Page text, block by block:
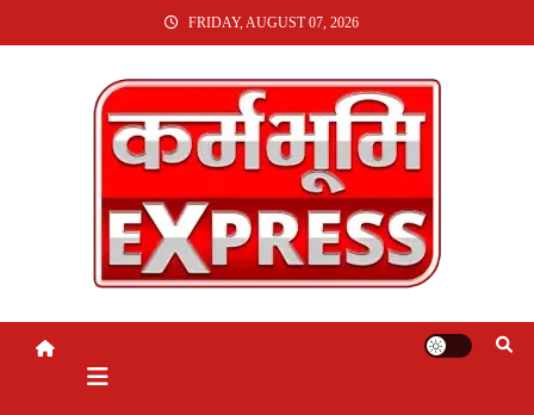
TO
FRIDAY, AUGUST 07, 2026
KARMABHUMI EXPRESS